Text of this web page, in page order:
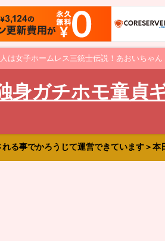
女子ホームレス三銃士伝説！あおいちゃ
身ガチホモ童貞
る事でかろうじて運営できています＞